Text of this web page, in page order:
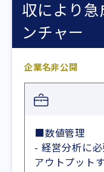
収により
ンチャー
企業名非公開
■数値管理
- 経営分析に
アウトプット